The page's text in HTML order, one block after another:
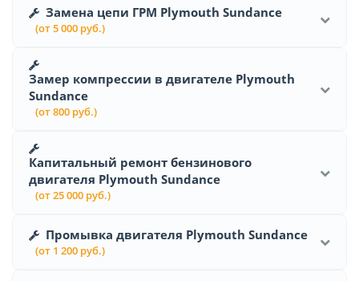
Замена цепи ГРМ Plymouth Sundance
(от 5 000 руб.)
Замер компрессии в двигателе Plymouth
Sundance
(от 800 руб.)
Капитальный ремонт бензинового
двигателя Plymouth Sundance
(от 25 000 руб.)
Промывка двигателя Plymouth Sundance
(от 1 200 руб.)